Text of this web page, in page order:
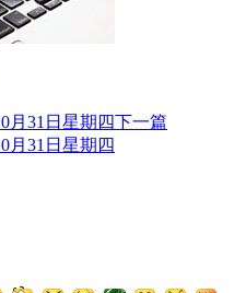
月31日星期四下一篇
月31日星期四